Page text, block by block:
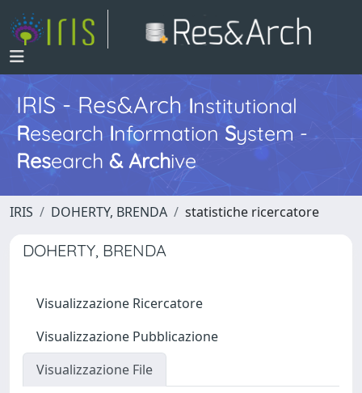
IRIS - Res&ArchInstitutional
Research InformationSystem -
Research & Archive
IRIS DOHERTY, BRENDA statistiche ricercatore
DOHERTY, BRENDA
Visualizzazione Ricercatore
Visualizzazione Pubblicazione
Visualizzazione File